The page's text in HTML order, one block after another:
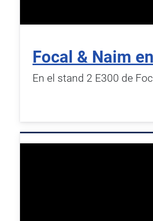
Focal & Naim
En el stand 2 E300 de